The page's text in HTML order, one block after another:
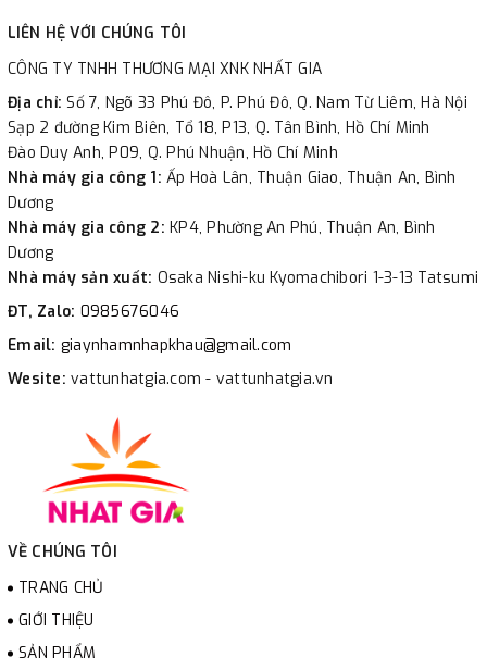
LIÊN HỆ VỚI CHÚNG TÔI
CÔNG TY TNHH THƯƠNG MẠI XNK NHẤT GIA
Địa chỉ:Số 7, Ngõ 33 Phú Đô, P. Phú Đô, Q. Nam Từ Liêm, Hà Nội
Sạp 2 đường Kim Biên, Tổ 18, P13, Q. Tân Bình, Hồ Chí Minh
Đào Duy Anh, P09, Q. Phú Nhuận, Hồ Chí Minh
Nhà máy gia công 1: Ấp Hoà Lân, Thuận Giao, Thuận An, Bình
Dương
Nhà máy gia công 2: KP4, Phường An Phú, Thuận An, Bình
Dương
Nhà máy sản xuất: Osaka Nishi-ku Kyomachibori 1-3-13 Tatsumi
ĐT, Zalo: 0985676046
Email: giaynhamnhapkhau@gmail.com
Wesite: vattunhatgia.com - vattunhatgia.vn
VỀ CHÚNG TÔI
TRANG CHỦ
GIỚI THIỆU
SẢN PHẨM